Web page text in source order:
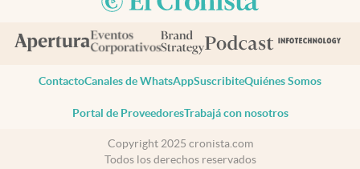
ContactoCanales de WhatsAppSuscribiteQuiénes Somos
Portal de ProveedoresTrabajá con nosotros
Copyright 2025 cronista.com
Todos los derechos reservados